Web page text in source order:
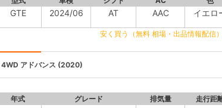
GTE 2024/06 AT AAC イエロ
安く買う（無料 相場・出品情報配信）
アドバンス (2020)
年式 グレード 排気量 走行距